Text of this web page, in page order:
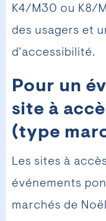
K4/M30 ou K8/
des usagers et
d'accessibilité.
Pour un
site à
(type
Les sites à
événements
marchés de